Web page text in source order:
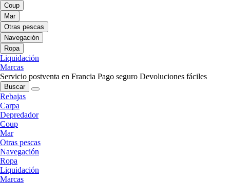
Coup
Mar
Otras pescas
Navegación
Ropa
Liquidación
Marcas
Servicio postventa en Francia Pago seguro Devoluciones fáciles
Buscar
Rebajas
Carpa
Depredador
Coup
Mar
Otras pescas
Navegación
Ropa
Liquidación
Marcas